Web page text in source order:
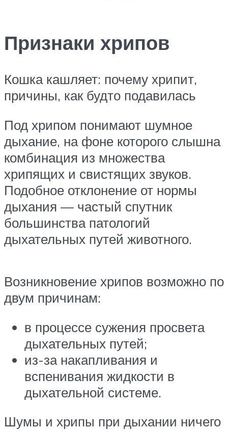
Признаки хрипов
Кошка кашляет: почему хрипит,
причины, как будто подавилась
Под хрипом понимают шумное
дыхание, на фоне которого слышна
комбинация из множества
хрипящих и свистящих звуков.
Подобное отклонение от нормы
дыхания — частый спутник
большинства патологий
дыхательных путей животного.
Возникновение хрипов возможно по
двум причинам:
в процессе сужения просвета
дыхательных путей;
из-за накапливания и
вспенивания жидкости в
дыхательной системе.
Шумы и хрипы при дыхании ничего